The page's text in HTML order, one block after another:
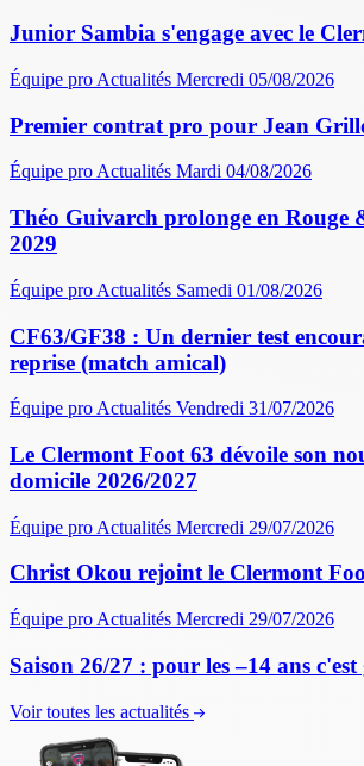
Junior Sambia s'engage avec le
Équipe pro Actualités Mercredi 05/08/2026
Premier contrat pro pour Jean
Équipe proActualités Mardi 04/08/2026
Théo Guivarch prolonge en Rouge
2029
Équipe pro Actualités Samedi 01/08/2026
CF63/GF38 : Un dernier test
reprise (match amical)
Équipe pro Actualités Vendredi 31/07/2026
Le Clermont Foot 63 dévoile son
domicile 2026/2027
Équipe pro Actualités Mercredi 29/07/2026
Christ Okou rejoint le Clermont
Équipe pro Actualités Mercredi 29/07/2026
Saison 26/27 : pour les –14 ans
Voir toutes les actualités